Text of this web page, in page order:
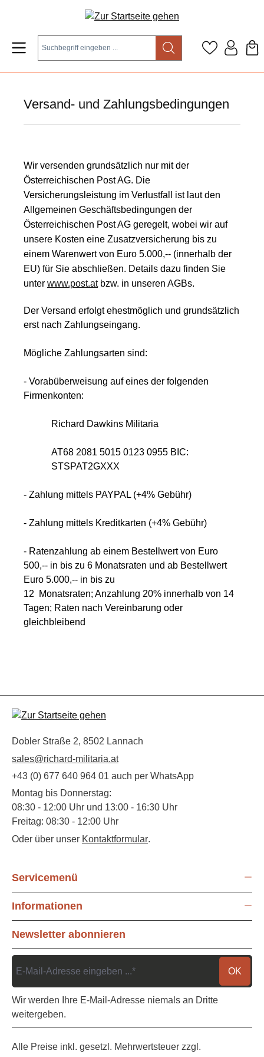
Zum Hauptinhalt springen
Versand- und Zahlungsbedingungen
Wir versenden grundsätzlich nur mit der
Österreichischen Post AG. Die
Versicherungsleistung im Verlustfall ist laut den
Allgemeinen Geschäftsbedingungen der
Österreichischen Post AG geregelt, wobei wir auf
unsere Kosten eine Zusatzversicherung bis zu
einem Warenwert von Euro 5.000,-- (innerhalb der
EU) für Sie abschließen. Details dazu finden Sie
unter www.post.atbzw. in unseren AGBs.
Der Versand erfolgt ehestmöglich und grundsätzlich
erst nach Zahlungseingang.
Mögliche Zahlungsarten sind:
- Vorabüberweisung auf eines der folgenden
Firmenkonten:
Richard Dawkins Militaria
AT68 2081 5015 0123 0955 BIC:
STSPAT2GXXX
- Zahlung mittels PAYPAL (+4% Gebühr)
- Zahlung mittels Kreditkarten (+4% Gebühr)
- Ratenzahlung ab einem Bestellwert von Euro
500,-- in bis zu 6 Monatsraten und ab Bestellwert
Euro 5.000,-- in bis zu
12 Monatsraten; Anzahlung 20% innerhalb von 14
Tagen; Raten nach Vereinbarung oder
gleichbleibend
Dobler Straße 2, 8502 Lannach
sales@richard-militaria.at
+43 (0) 677 640 964 01 auch per WhatsApp
Montag bis Donnerstag:
08:30 - 12:00 Uhr und 13:00 - 16:30 Uhr
Freitag: 08:30 - 12:00 Uhr
Oder über unser Kontaktformular.
Servicemenü
Informationen
Newsletter abonnieren
OK
Wir werden Ihre E-Mail-Adresse niemals an Dritte
weitergeben.
Alle Preise inkl. gesetzl. Mehrwertsteuer zzgl.